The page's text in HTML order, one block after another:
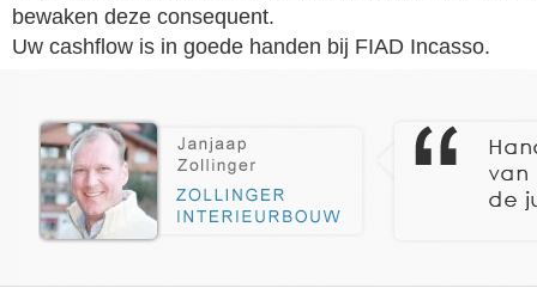
bewaken deze consequent.
Uw cashflow is in goede handen bij FIAD Incasso.